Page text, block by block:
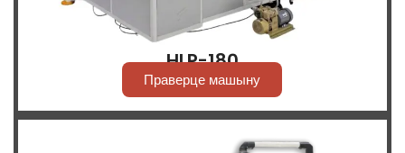
HLP-180
Праверце машыну